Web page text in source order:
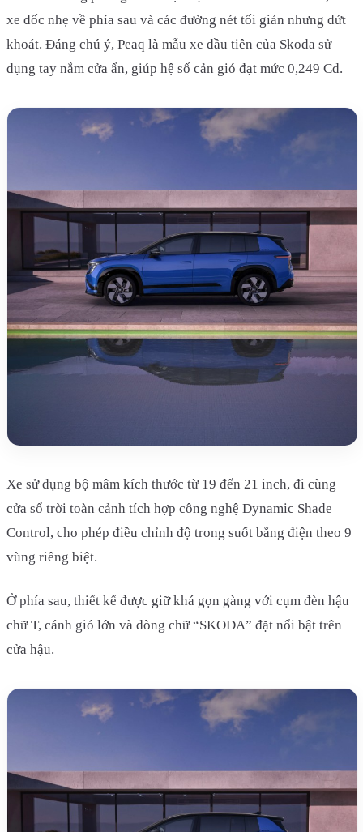
xe dốc nhẹ về phía sau và các đường nét tối giản nhưng dứt
khoát. Đáng chú ý, Peaq là mẫu xe đầu tiên của Skoda sử
dụng tay nắm cửa ẩn, giúp hệ số cản gió đạt mức 0,249 Cd.
Xe sử dụng bộ mâm kích thước từ 19 đến 21 inch, đi cùng
cửa sổ trời toàn cảnh tích hợp công nghệ Dynamic Shade
Control, cho phép điều chỉnh độ trong suốt bằng điện theo 9
vùng riêng biệt.
Ở phía sau, thiết kế được giữ khá gọn gàng với cụm đèn hậu
chữ T, cánh gió lớn và dòng chữ “SKODA” đặt nổi bật trên
cửa hậu.